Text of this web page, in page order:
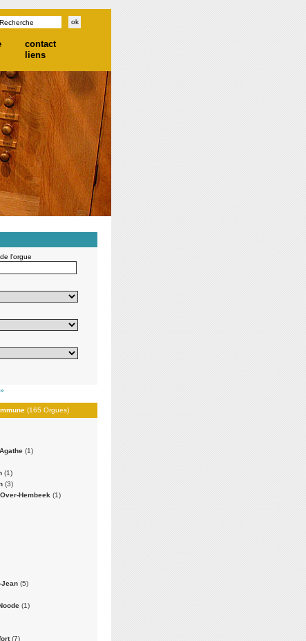
contact
liens
l'orgue
(165 Orgues)
(1)
(1)
(3)
Hembeek (1)
Jean (5)
(1)
(7)